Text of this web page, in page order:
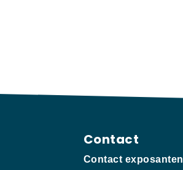
Contact
Contact exposanten